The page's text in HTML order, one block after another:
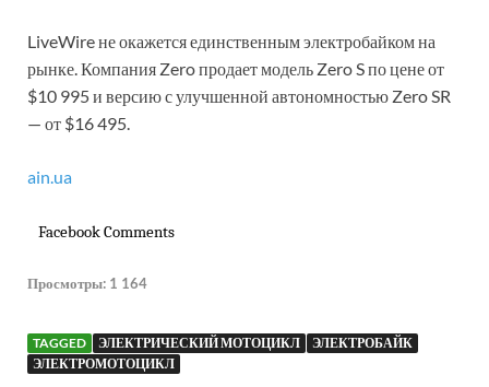
LiveWire не окажется единственным электробайком на
рынке. Компания Zero продает модель Zero S по цене от
$10 995 и версию с улучшенной автономностью Zero SR
— от $16 495.
ain.ua
Facebook Comments
Просмотры: 1 164
TAGGED ЭЛЕКТРИЧЕСКИЙ МОТОЦИКЛ
ЭЛЕКТРОБАЙК
ЭЛЕКТРОМОТОЦИКЛ